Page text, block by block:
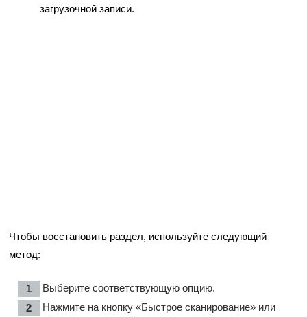
загрузочной записи.
Чтобы восстановить раздел, используйте следующий
метод:
Выберите соответствующую опцию.
Нажмите на кнопку «Быстрое сканирование» или